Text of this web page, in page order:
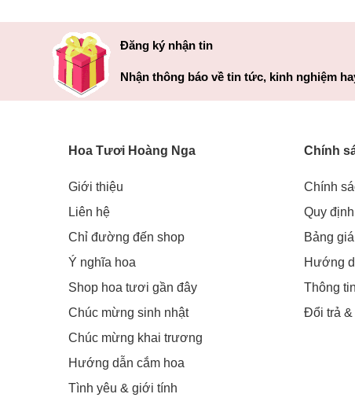
Đăng ký nhận tin
Nhận thông báo về tin tức, kinh nghiệm
Hoa Tươi Hoàng Nga
Giới thiệu
Liên hệ
Chỉ đường đến shop
Ý nghĩa hoa
Shop hoa tươi gần đây
Chúc mừng sinh nhật
Chúc mừng khai trương
Hướng dẫn cắm hoa
Tình yêu & giới tính
Chính
Chính
Quy
Bảng
Hướng
Thông
Đổi trả &